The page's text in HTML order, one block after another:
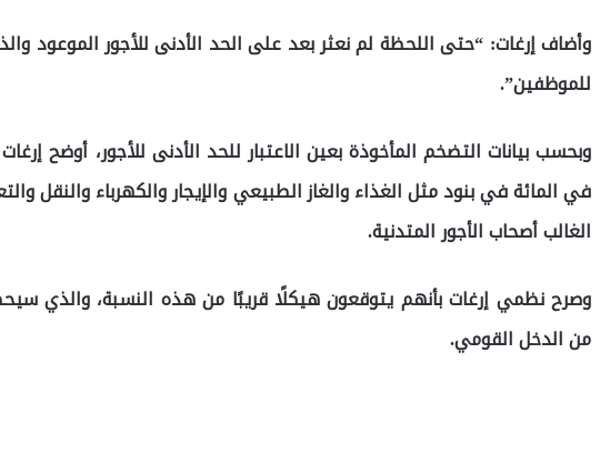
وأضاف إرغات: “حتى اللحظة لم نعثر بعد على الحد الأدنى للأجور الموعود
للموظفين”.
في المائة في بنود مثل الغذاء والغاز الطبيعي والإيجار والكهرباء والنقل
الغالب أصحاب الأجور المتدنية.
وصرح نظمي إرغات بأنهم يتوقعون هيكلًا قريبًا من هذه النسبة، والذي
من الدخل القومي.